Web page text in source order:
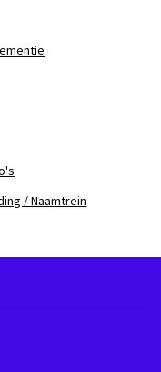
/ Naamtrein